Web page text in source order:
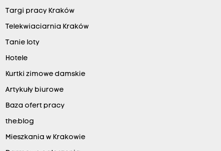
Targi pracy Kraków
Telekwiaciarnia Kraków
Tanie loty
Hotele
Kurtki zimowe damskie
Artykuły biurowe
Baza ofert pracy
the:blog
Mieszkania w Krakowie